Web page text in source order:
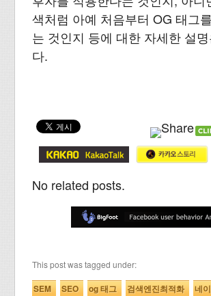
색처럼 아예 처음부터 OG 태그
는 것인지 등에 대한 자세한 설
다.
No related posts.
This post was tagged under:
SEM SEO og 태그 검색엔진최적화 네